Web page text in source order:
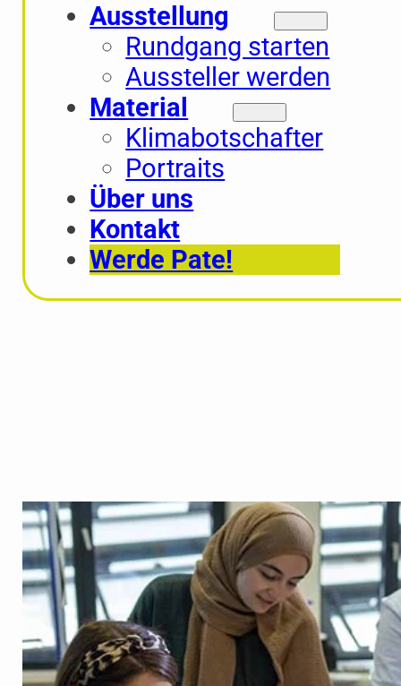
Ausstellung
Rundgang starten
Aussteller werden
Material
Klimabotschafter
Portraits
Über uns
Kontakt
Werde Pate!